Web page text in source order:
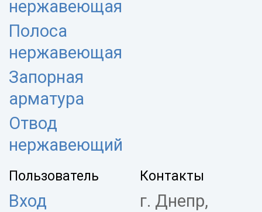
нержавеющая
Полоса
нержавеющая
Запорная
арматура
Отвод
нержавеющий
Пользователь
Вход
Контакты
г. Днепр,